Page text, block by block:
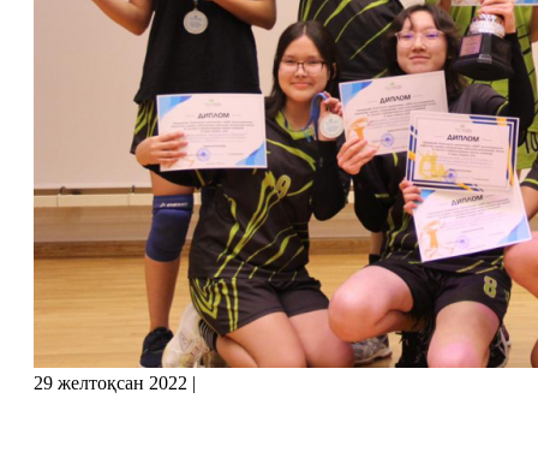
29 желтоқсан 2022 |